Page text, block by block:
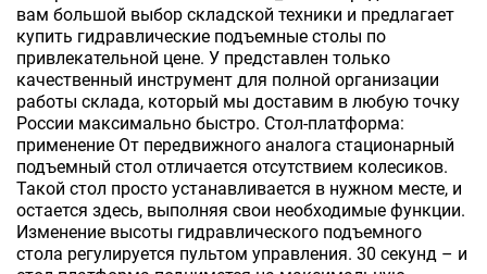
вам большой выбор складской техники и предлагает
купить гидравлические подъемные столы по
привлекательной цене. У представлен только
качественный инструмент для полной организации
работы склада, который мы доставим в любую точку
России максимально быстро. Стол-платформа:
применение От передвижного аналога стационарный
подъемный стол отличается отсутствием колесиков.
Такой стол просто устанавливается в нужном месте, и
остается здесь, выполняя свои необходимые функции.
Изменение высоты гидравлического подъемного
стола регулируется пультом управления. 30 секунд – и